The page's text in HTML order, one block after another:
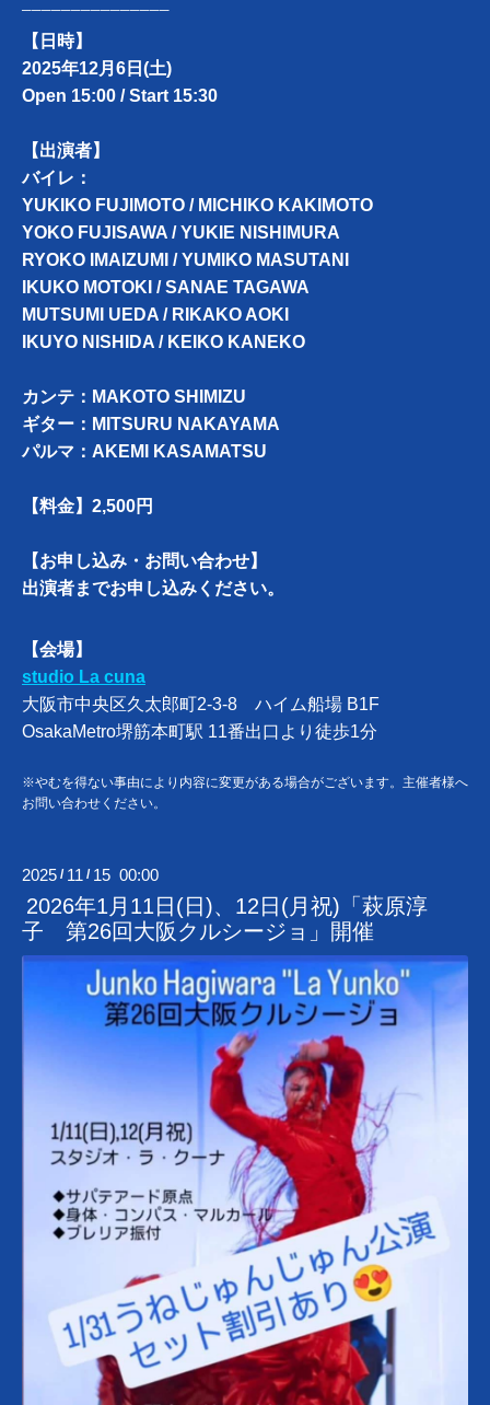
───────────────
【日時】
2025年12月6日(土)
Open 15:00 / Start 15:30
【出演者】
バイレ：
YUKIKO FUJIMOTO / MICHIKO KAKIMOTO
YOKO FUJISAWA / YUKIE NISHIMURA
RYOKO IMAIZUMI / YUMIKO MASUTANI
IKUKO MOTOKI / SANAE TAGAWA
MUTSUMI UEDA / RIKAKO AOKI
IKUYO NISHIDA / KEIKO KANEKO
カンテ：MAKOTO SHIMIZU
ギター：MITSURU NAKAYAMA
パルマ：AKEMI KASAMATSU
【料金】2,500円
【お申し込み・お問い合わせ】
出演者までお申し込みください。
【会場】
studio La cuna
大阪市中央区久太郎町2-3-8 ハイム船場 B1F
OsakaMetro堺筋本町駅 11番出口より徒歩1分
※やむを得ない事由により内容に変更がある場合がございます。主催者様へ
お問い合わせください。
2025 / 11 / 15 00:00
2026年1月11日(日)、12日(月祝)「萩原淳
子 第26回大阪クルシージョ」開催